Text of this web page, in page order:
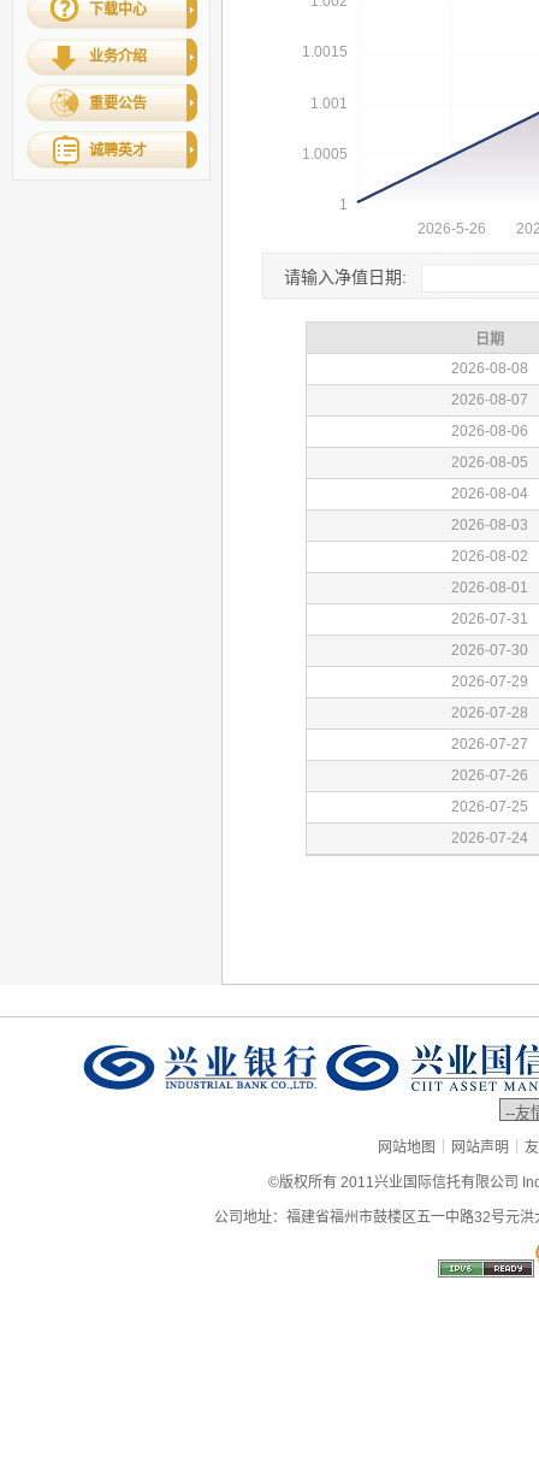
下载中心
业务介绍
重要公告
诚聘英才
请输入净值日期:
网站地图 | 网站声明 |
©版权所有 2011兴业国际信托有限公司
公司地址：福建省福州市鼓楼区五一中路32号元